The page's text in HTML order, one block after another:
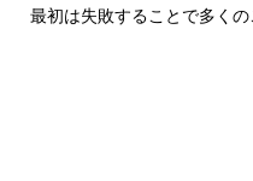
最初は失敗することで多く